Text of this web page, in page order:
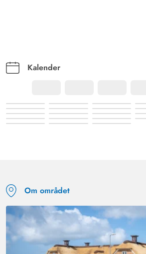
Kalender
Om området